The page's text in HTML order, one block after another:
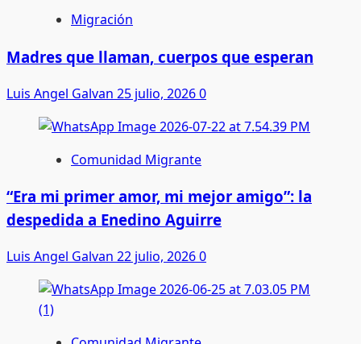
Migración
Madres que llaman, cuerpos que esperan
Luis Angel Galvan 25 julio, 20260
Comunidad Migrante
“Era mi primer amor, mi mejor amigo”: la
despedida a Enedino Aguirre
Luis Angel Galvan 22 julio, 20260